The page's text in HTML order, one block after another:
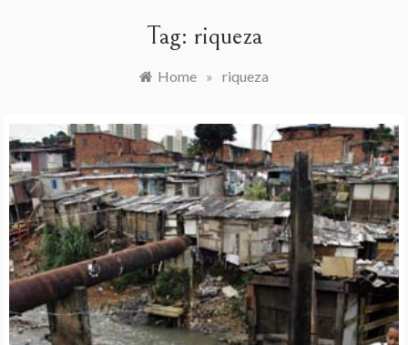
Tag: riqueza
Home » riqueza